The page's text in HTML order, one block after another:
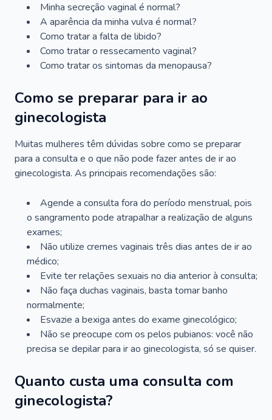
Minha secreção vaginal é normal?
A aparência da minha vulva é normal?
Como tratar a falta de libido?
Como tratar o ressecamento vaginal?
Como tratar os sintomas da menopausa?
Como se preparar para ir ao
ginecologista
Muitas mulheres têm dúvidas sobre como se preparar
para a consulta e o que não pode fazer antes de ir ao
ginecologista. As principais recomendações são:
Agende a consulta fora do período menstrual, pois
o sangramento pode atrapalhar a realização de alguns
exames;
Não utilize cremes vaginais três dias antes de ir ao
médico;
Evite ter relações sexuais no dia anterior à consulta;
Não faça duchas vaginais, basta tomar banho
normalmente;
Esvazie a bexiga antes do exame ginecológico;
Não se preocupe com os pelos pubianos: você não
precisa se depilar para ir ao ginecologista, só se quiser.
Quanto custa uma consulta com
ginecologista?